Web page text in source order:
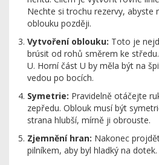
Nechte si trochu rezervy, abyste
oblouku později.
Vytvoření oblouku: Toto je
brúsit od rohů směrem ke
U. Horní část U by měla být na
vedou po bocích.
Symetrie: Pravidelně otáčejte
zepředu. Oblouk musí být
strana hlubší, mírně ji obrouste.
Zjemnění hran: Nakonec
pilníkem, aby byl hladký na dotek.